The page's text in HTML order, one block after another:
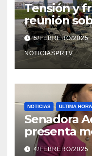
Tensión y
reunión
Reparto
5/FEBRERO/2025
NOTICIASPRTV
NOTICIAS ULTIMA HORA
Senadora
presenta
violencia
4/FEBRERO/2025